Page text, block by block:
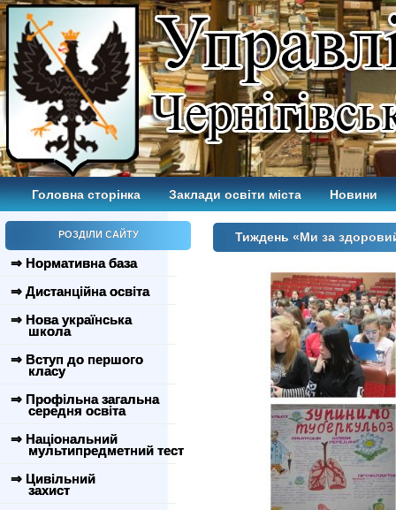
Головна сторінка Заклади освіти міста Новини
РОЗДІЛИ САЙТУ
⇒ Нормативна база
⇒ Дистанційна освіта
⇒ Нова українська
школа
⇒ Вступ до першого
класу
⇒ Профільна загальна
середня освіта
⇒ Національний
мультипредметний тест
⇒ Цивільний
захист
Тиждень «Ми за